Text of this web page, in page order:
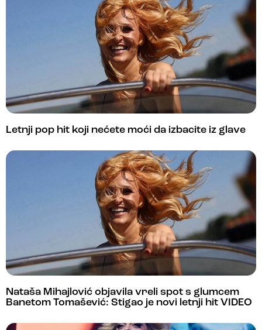
Letnji pop hit koji nećete moći da izbacite iz glave
Nataša Mihajlović objavila vreli spot s glumcem
Banetom Tomašević: Stigao je novi letnji hit VIDEO